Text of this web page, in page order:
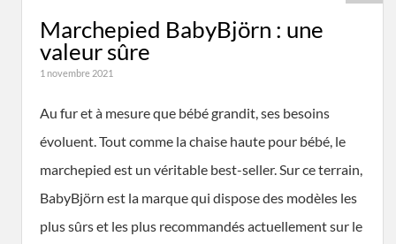
Marchepied BabyBjörn : une
valeur sûre
1 novembre 2021
Au fur et à mesure que bébé grandit, ses besoins
évoluent. Tout comme la chaise haute pour bébé, le
marchepied est un véritable best-seller. Sur ce terrain,
BabyBjörn est la marque qui dispose des modèles les
plus sûrs et les plus recommandés actuellement sur le